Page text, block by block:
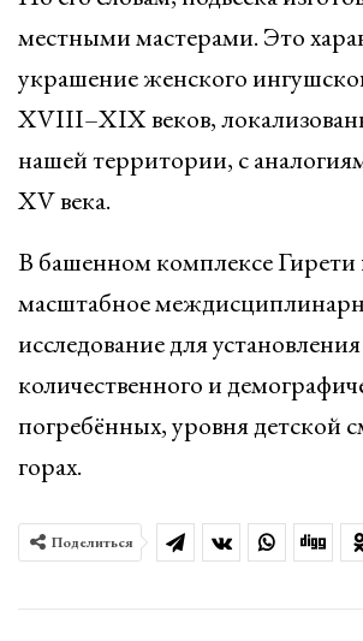
местными мастерами. Это
украшение женского
XVIII–XIX веков,
нашей территории, с
XV века.
В башенном комплексе Гирети
масштабное
исследование для установления
количественного и
погребённых, уровня детской
горах.
Поделиться